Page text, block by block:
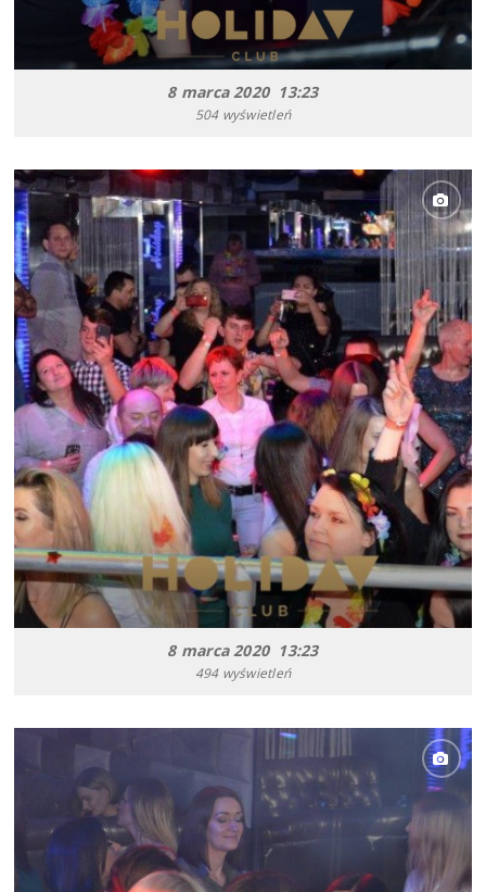
8 marca 2020 13:23
504 wyświetleń
8 marca 2020 13:23
494 wyświetleń